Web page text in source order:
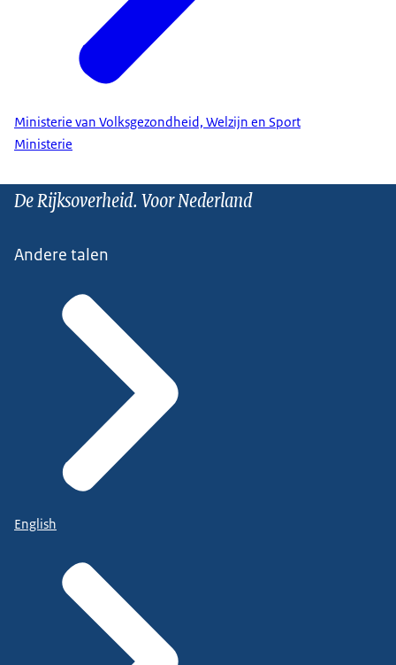
Ministerie van Volksgezondheid, Welzijn en Sport
Ministerie
De Rijksoverheid. Voor Nederland
Andere talen
English